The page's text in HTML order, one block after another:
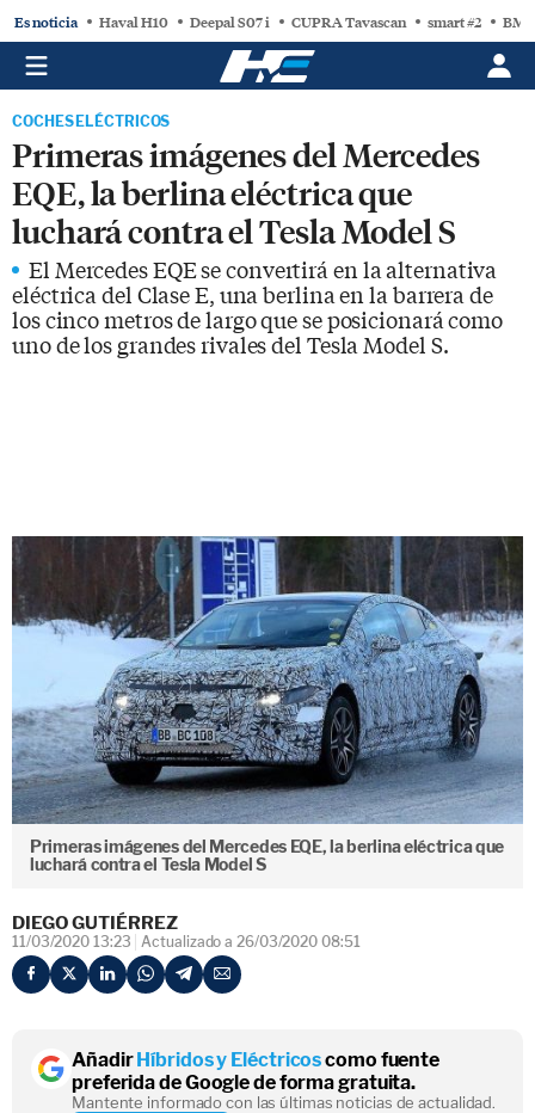
Es noticia Haval H10 Deepal S07 i CUPRA Tavascan smart #2
COCHES ELÉCTRICOS
Primeras imágenes del Mercedes
EQE, la berlina eléctrica que
luchará contra el Tesla Model S
El Mercedes EQE se convertirá en la alternativa
eléctrica del Clase E, una berlina en la barrera de
los cinco metros de largo que se posicionará como
uno de los grandes rivales del Tesla Model S.
Primeras imágenes del Mercedes EQE, la berlina eléctrica que
luchará contra el Tesla Model S
DIEGO GUTIÉRREZ
11/03/2020 13:23 Actualizado a 26/03/2020 08:51
AñadirHíbridos y Eléctricoscomo fuente
preferida de Google de forma gratuita.
Mantente informado con las últimas noticias de actualidad.